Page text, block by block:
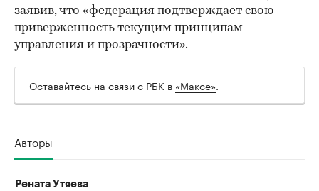
заявив, что «федерация подтверждает свою
приверженность текущим принципам
управления и прозрачности».
Оставайтесь на связи с РБК в «Максе».
Авторы
Рената Утяева